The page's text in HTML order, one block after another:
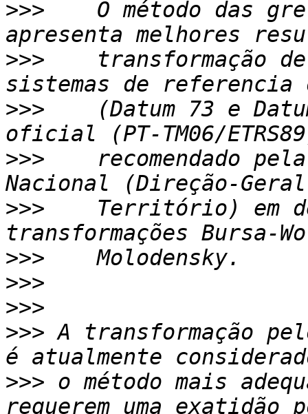
>>>
O método das
>>>
transformação
>>>
(Datum 73 e
>>>
recomendado
>>>
Território) em
>>>
>>>
>>>
>>> A transformação
>>> o método mais